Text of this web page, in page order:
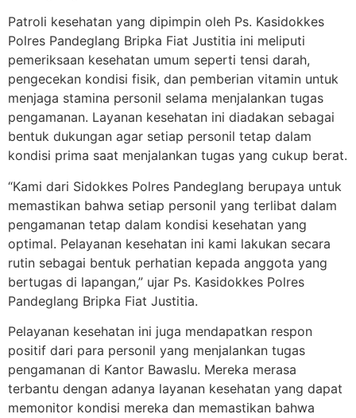
Patroli kesehatan yang dipimpin oleh Ps. Kasidokkes
Polres Pandeglang Bripka Fiat Justitia ini meliputi
pemeriksaan kesehatan umum seperti tensi darah,
pengecekan kondisi fisik, dan pemberian vitamin untuk
menjaga stamina personil selama menjalankan tugas
pengamanan. Layanan kesehatan ini diadakan sebagai
bentuk dukungan agar setiap personil tetap dalam
kondisi prima saat menjalankan tugas yang cukup berat.
“Kami dari Sidokkes Polres Pandeglang berupaya untuk
memastikan bahwa setiap personil yang terlibat dalam
pengamanan tetap dalam kondisi kesehatan yang
optimal. Pelayanan kesehatan ini kami lakukan secara
rutin sebagai bentuk perhatian kepada anggota yang
bertugas di lapangan,” ujar Ps. Kasidokkes Polres
Pandeglang Bripka Fiat Justitia.
Pelayanan kesehatan ini juga mendapatkan respon
positif dari para personil yang menjalankan tugas
pengamanan di Kantor Bawaslu. Mereka merasa
terbantu dengan adanya layanan kesehatan yang dapat
memonitor kondisi mereka dan memastikan bahwa